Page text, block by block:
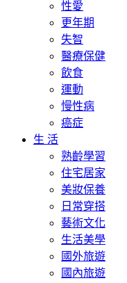
性愛
更年期
失智
醫療保健
飲食
運動
慢性病
癌症
生 活
熟齡學習
住宅居家
美妝保養
日常穿搭
藝術文化
生活美學
國外旅遊
國內旅遊